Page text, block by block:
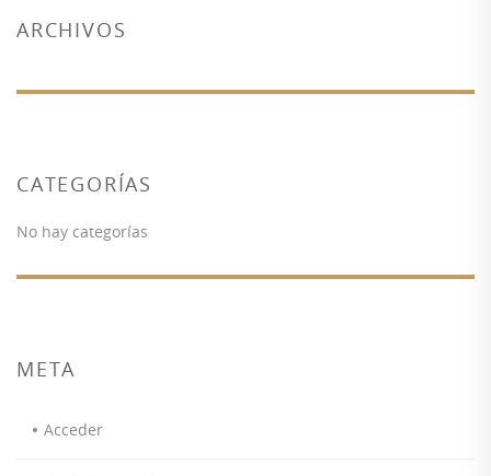
ARCHIVOS
CATEGORÍAS
No hay categorías
META
Acceder